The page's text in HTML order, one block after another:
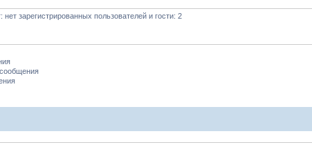
зарегистрированных пользователей и гости: 2